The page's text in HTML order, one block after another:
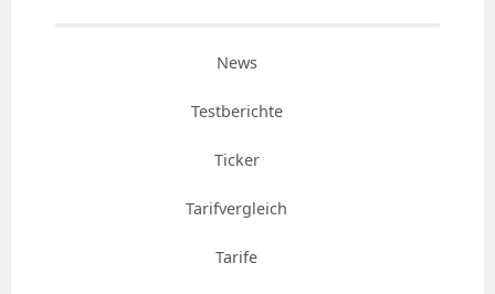
News
Testberichte
Ticker
Tarifvergleich
Tarife